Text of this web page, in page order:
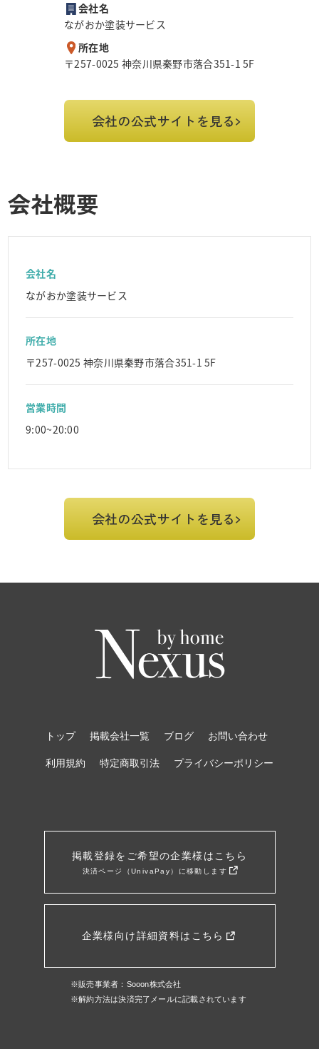
会社名
ながおか塗装サービス
所在地
〒257-0025 神奈川県秦野市落合351-1 5F
会社の公式サイトを見る
会社概要
会社名
ながおか塗装サービス
所在地
〒257-0025 神奈川県秦野市落合351-1 5F
営業時間
9:00~20:00
会社の公式サイトを見る
トップ 掲載会社一覧 ブログ お問い合わせ
利用規約 特定商取引法 プライバシーポリシー
掲載登録をご希望の企業様はこちら
決済ページ（UnivaPay）に移動します
企業様向け詳細資料はこちら
※販売事業者：Sooon株式会社
※解約方法は決済完了メールに記載されています